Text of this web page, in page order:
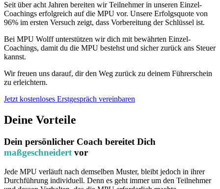
Seit über acht Jahren bereiten wir Teilnehmer in unseren Einzel-
Coachings erfolgreich auf die MPU vor. Unsere Erfolgsquote von
96% im ersten Versuch zeigt, dass Vorbereitung der Schlüssel ist.
Bei MPU Wolff unterstützen wir dich mit bewährten Einzel-
Coachings, damit du die MPU bestehst und sicher zurück ans Steuer
kannst.
Wir freuen uns darauf, dir den Weg zurück zu deinem Führerschein
zu erleichtern.
Jetzt kostenloses Erstgespräch vereinbaren
Deine Vorteile
Dein persönlicher Coach bereitet Dich
maßgeschneidertvor
Jede MPU verläuft nach demselben Muster, bleibt jedoch in ihrer
Durchführung individuell. Denn es geht immer um den Teilnehmer